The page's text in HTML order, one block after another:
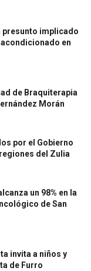
presunto implicado
en
de Braquiterapia
Morán
por el Gobierno
del Zulia
un 98% en la
de San
invita a niños y
de Furro